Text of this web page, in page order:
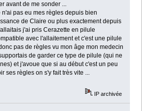
avant de me sonder ...
pas eu mes règles depuis bien
de Claire ou plus exactement depuis
j'ai pris Cerazette en pilule
avec l'allaitement et c'est une pilule
pas de règles vu mon âge mon medecin
de garder ce type de pilule (qui ne
et j'avoue que si au début c'est un peu
ses règles on s'y fait très vite ...
IP archivée